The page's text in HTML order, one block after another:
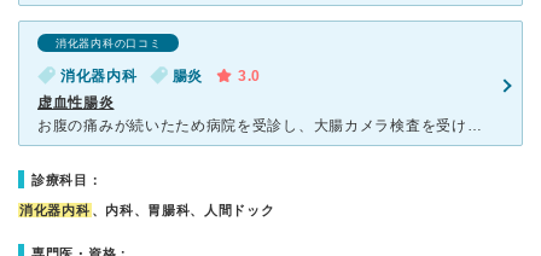
消化器内科の口コミ
消化器内科 腸炎
3.0
虚血性腸炎
お腹の痛みが続いたため病院を受診し、大腸カメラ検査を受けました。検査の結果、虚血性腸炎と診断されましたが、幸いにも軽度だったため、特に薬は処方されず自然治癒しました。検査は少し緊張しましたが、医師やス
診療科目：
消化器内科 、内科、胃腸科、人間ドック